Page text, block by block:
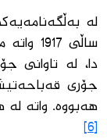
لە
ساڵی
دا، لە تاوانی
جۆری
هەبووە. واتە لە
[6]